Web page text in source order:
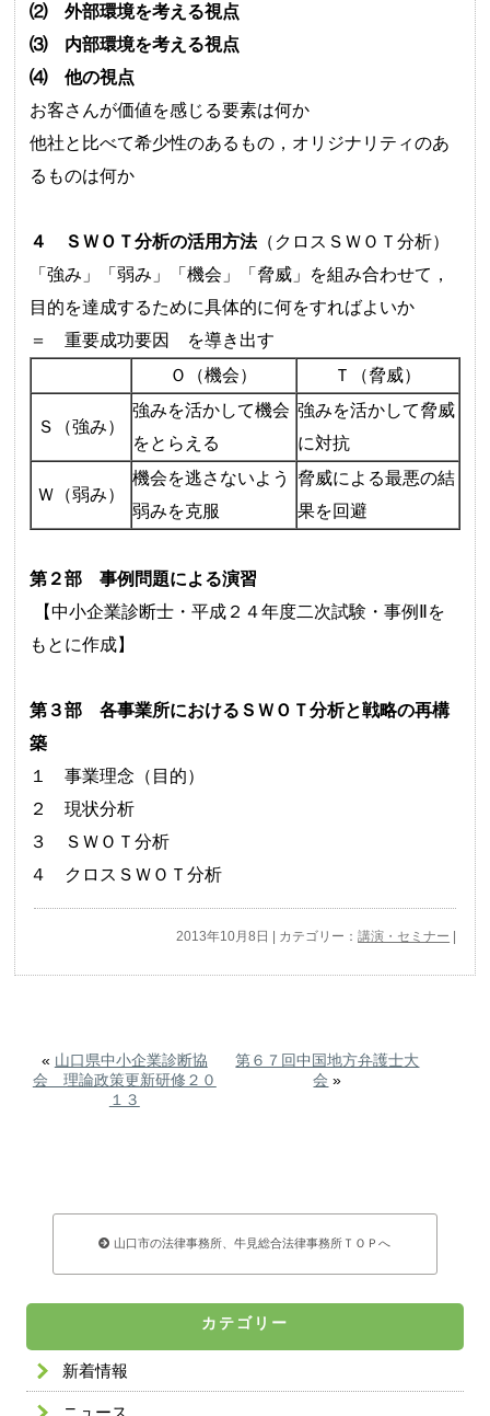
⑵ 外部環境を考える視点
⑶ 内部環境を考える視点
⑷ 他の視点
お客さんが価値を感じる要素は何か
他社と比べて希少性のあるもの，オリジナリティのあ
るものは何か
４ ＳＷＯＴ分析の活用方法（クロスＳＷＯＴ分析）
「強み」「弱み」「機会」「脅威」を組み合わせて，
目的を達成するために具体的に何をすればよいか
＝ 重要成功要因 を導き出す
Ｏ（機会）
Ｔ（脅威）
Ｓ（強み）
強みを活かして機会
をとらえる
強みを活かして脅威
に対抗
Ｗ（弱み）
機会を逃さないよう
弱みを克服
脅威による最悪の結
果を回避
第２部 事例問題による演習
【中小企業診断士・平成２４年度二次試験・事例Ⅱを
もとに作成】
第３部 各事業所におけるＳＷＯＴ分析と戦略の再構
築
１ 事業理念（目的）
２ 現状分析
３ ＳＷＯＴ分析
４ クロスＳＷＯＴ分析
2013年10月8日 | カテゴリー：講演・セミナー
« 山口県中小企業診断協
会 理論政策更新研修２０
１３
第６７回中国地方弁護士大
会 »
山口市の法律事務所、牛見総合法律事務所ＴＯＰへ
カテゴリー
新着情報
ニュース